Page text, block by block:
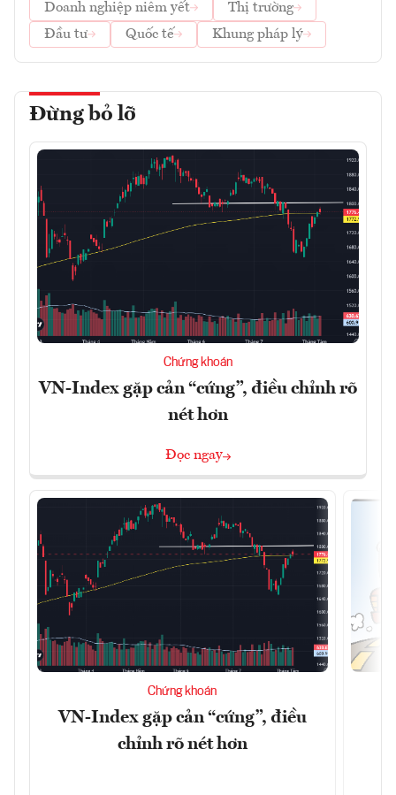
Doanh nghiệp niêm yết
Thị trường
Đầu tư
Quốc tế Khung pháp lý
Đừng bỏ lỡ
Chứng khoán
VN-Index gặp cản “cứng”, điều chỉnh rõ
nét hơn
Đọc ngay
Chứng khoán
VN-Index gặp cản “cứng”, điều
chỉnh rõ nét hơn